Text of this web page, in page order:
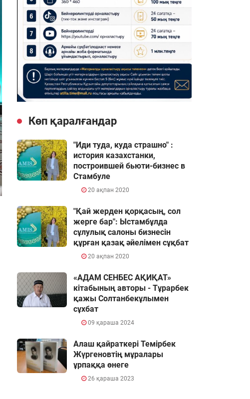
Көп қаралғандар
"Иди туда, куда страшно" :
история казахстанки,
построившей бьюти-бизнес в
Стамбуле
20 ақпан 2020
"Қай жерден қорқасың, сол
жерге бар": Ыстамбұлда
сұлулық салоны бизнесін
құрған қазақ әйелімен сұқбат
20 ақпан 2020
«АДАМ СЕНБЕС АҚИҚАТ»
кітабының авторы - Тұрарбек
қажы Солтанбекұлымен
сұхбат
09 қараша 2024
Алаш қайраткері Темірбек
Жүргеновтің мұралары
ұрпаққа өнеге
26 қараша 2023